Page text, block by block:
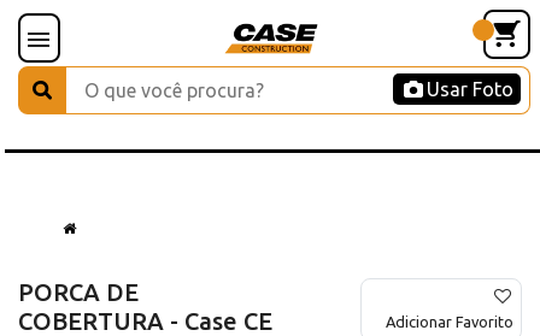
Usar Foto
PORCA DE
COBERTURA - Case CE
Adicionar Favorito